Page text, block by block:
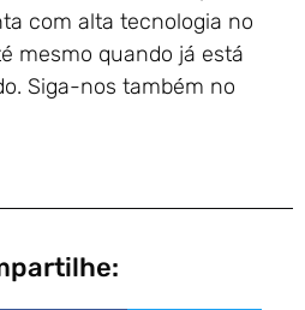
com alta tecnologia no
mesmo quando já está
Siga-nos também no